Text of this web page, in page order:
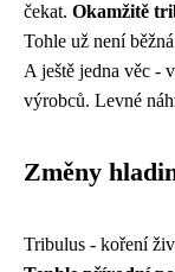
čekat. Okamžitě
Tohle už není
A ještě jedna věc -
výrobců. Levné
Změny
Tribulus - koření